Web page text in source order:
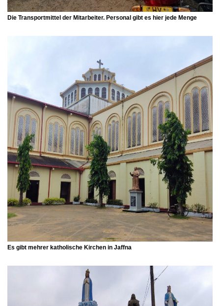
Die Transportmittel der Mitarbeiter. Personal gibt es hier jede Menge
Es gibt mehrer katholische Kirchen in Jaffna